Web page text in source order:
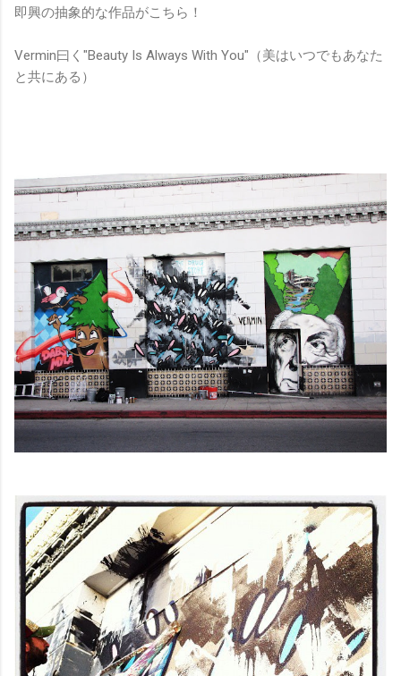
即興の抽象的な作品がこちら！
Vermin曰く"Beauty Is Always With You"（美はいつでもあなた
と共にある）